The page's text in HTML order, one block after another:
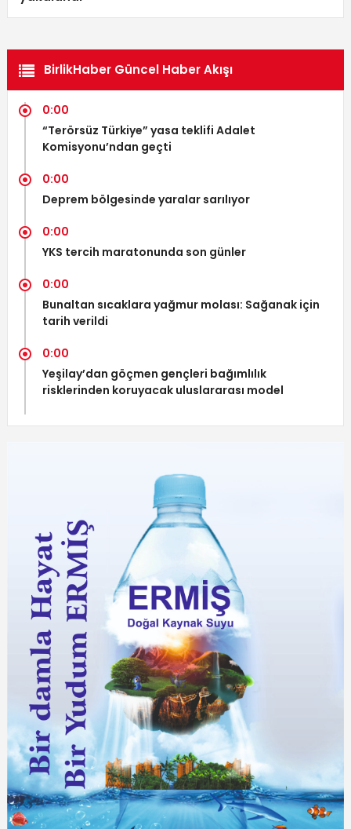
BirlikHaber Güncel Haber Akışı
0:00
“Terörsüz Türkiye” yasa teklifi Adalet
Komisyonu’ndan geçti
0:00
Deprem bölgesinde yaralar sarılıyor
0:00
YKS tercih maratonunda son günler
0:00
Bunaltan sıcaklara yağmur molası: Sağanak için
tarih verildi
0:00
Yeşilay’dan göçmen gençleri bağımlılık
risklerinden koruyacak uluslararası model